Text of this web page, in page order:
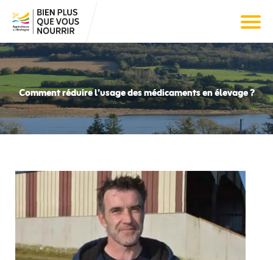
Comment réduire l’usage des médicaments en élevage ?